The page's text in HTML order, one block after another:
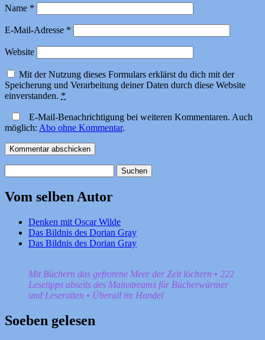
Name *
E-Mail-Adresse *
Website
Mit der Nutzung dieses Formulars erklärst du dich mit der
Speicherung und Verarbeitung deiner Daten durch diese Website
einverstanden. *
E-Mail-Benachrichtigung bei weiteren Kommentaren. Auch
möglich: Abo ohne Kommentar.
nach:
Vom selben Autor
Denken mit Oscar Wilde
Das Bildnis des Dorian Gray
Das Bildnis des Dorian Gray
Mit Büchern das gefrorene Meer der Zeit löchern • 222
Lesetipps abseits des Mainstreams für Bücherwürmer
und Leseratten • Überall im Handel
Soeben gelesen